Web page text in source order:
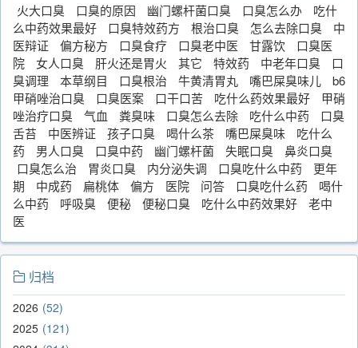
火大口臭 口臭的原因 幽门螺杆菌口臭 口臭怎么办
吃什
么中药效果最好
口臭特效药方 根治口臭 怎么去除口臭
中
医辩证
偏方秘方 口臭食疗 口臭老中医 甘露饮
口臭医
院
女人口臭 肝火还是胃火 其它 特效药 中老年口臭
口
臭调理
本草纲目 口臭根治 牛黄清胃丸 嘴巴屎臭味儿
b6
甲硝唑治口臭
口臭医案 口干口苦 吃什么药效果最好
甲硝
唑治疗口臭
气血 粪臭味 口臭怎么去除 吃什么中药
口臭
舌苔
中医辨证 孩子口臭 喝什么茶 嘴巴屎臭味
吃什么
药
男人口臭 口臭中药 幽门螺杆菌 失眠口臭
鼻炎口臭
口臭怎么治
胃炎口臭 内分泌失调 口臭吃什么中药
更年
期
中成药 扁桃体 偏方 医院 问答 口臭吃什么药
喝什
么中药
呼吸臭 便秘 便秘口臭 吃什么中药效果好
老中
医
归档
2026 52
2025 121